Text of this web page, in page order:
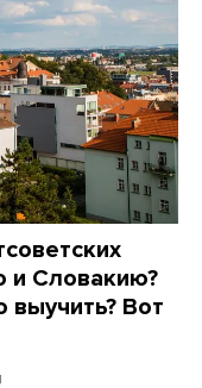
и Словакию?
выучить? Вот